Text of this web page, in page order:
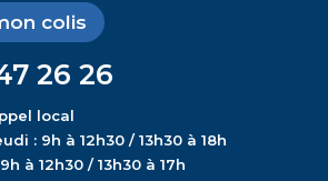
colis
26 26
local
: 9h à 12h30 / 13h30 à 18h
à 12h30 / 13h30 à 17h